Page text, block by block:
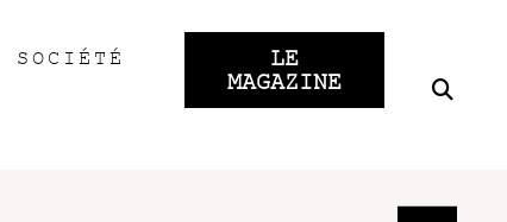
SOCIÉTÉ
LE
MAGAZINE